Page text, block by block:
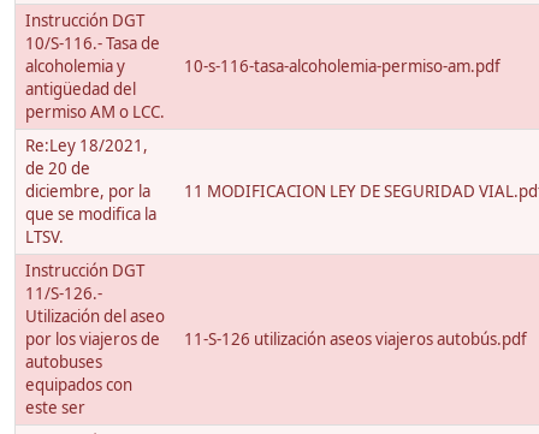
Instrucción DGT
10/S-116.- Tasa de
alcoholemia y
antigüedad del
permiso AM o LCC.
10-s-116-tasa-alcoholemia-permiso-am.pdf
Re:Ley 18/2021,
de 20 de
diciembre, por la
que se modifica la
LTSV.
11 MODIFICACION LEY DE SEGURIDAD
Instrucción DGT
11/S-126.-
Utilización del aseo
por los viajeros de
autobuses
equipados con
este ser
11-S-126 utilización aseos viajeros autobús.pdf